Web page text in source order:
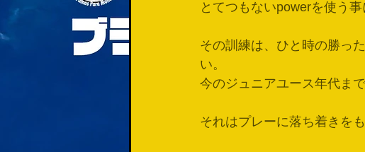
とてつもないpowerを使う事
その訓練は、ひと時の勝っ
い。
今のジュニアユース年代ま
それはプレーに落ち着きを